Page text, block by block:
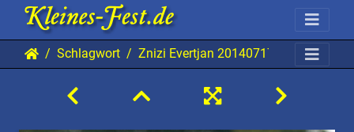
Schlagwort Znizi Evertjan 20140717 HH AKu